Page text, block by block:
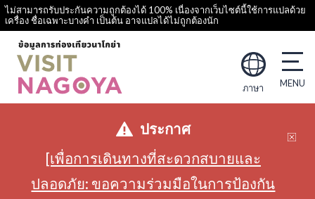
ไม่สามารถรับประกันความถูกต้องได้ 100% เนื่องจากเว็บไซต์นี้ใช้การแปลด้วย
เครื่อง ชื่อเฉพาะบางคำ เป็นต้น อาจแปลได้ไม่ถูกต้องนัก
ภาษา
ประกาศ
[เพื่อการเดินทางที่สะดวกสบายและ
ปลอดภัย: ขอความร่วมมือในการป้องกัน